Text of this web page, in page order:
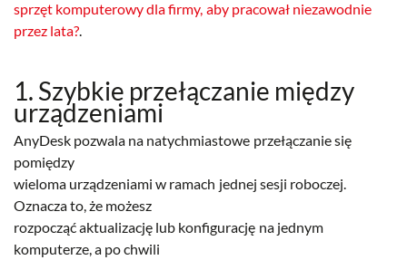
sprzęt komputerowy dla firmy, aby pracował niezawodnie
przez lata?
1. Szybkie przełączanie między
urządzeniami
AnyDesk pozwala na natychmiastowe przełączanie się
pomiędzy
wieloma urządzeniami w ramach jednej sesji roboczej.
Oznacza to, że możesz
rozpocząć aktualizację lub konfigurację na jednym
komputerze, a po chwili